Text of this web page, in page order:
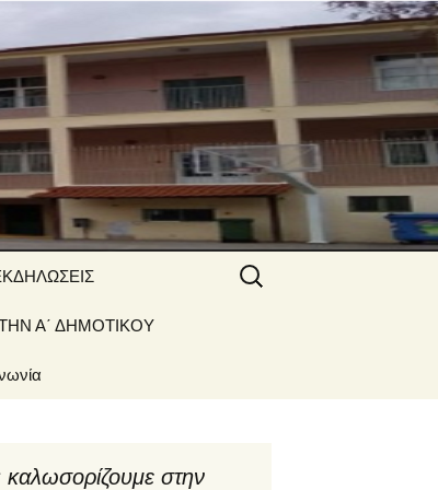
–
Α΄ ΔΗΜΟΤΙΚΟΥ
Αναζήτηση
για:
καλωσορίζουμε στην